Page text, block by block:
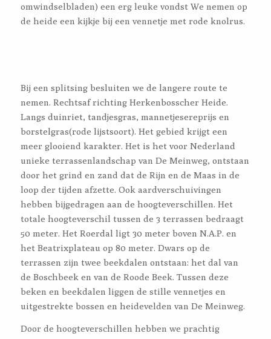
omwindselbladen) een erg leuke vondst We nemen op
de heide een kijkje bij een vennetje met rode knolrus.
Bij een splitsing besluiten we de langere route te
nemen. Rechtsaf richting Herkenbosscher Heide.
Langs duinriet, tandjesgras, mannetjesereprijs en
borstelgras(rode lijstsoort). Het gebied krijgt een
meer glooiend karakter. Het is het voor Nederland
unieke terrassenlandschap van De Meinweg, ontstaan
door het grind en zand dat de Rijn en de Maas in de
loop der tijden afzette. Ook aardverschuivingen
hebben bijgedragen aan de hoogteverschillen. Het
totale hoogteverschil tussen de 3 terrassen bedraagt
50 meter. Het Roerdal ligt 30 meter boven N.A.P. en
het Beatrixplateau op 80 meter. Dwars op de
terrassen zijn twee beekdalen ontstaan: het dal van
de Boschbeek en van de Roode Beek. Tussen deze
beken en beekdalen liggen de stille vennetjes en
uitgestrekte bossen en heidevelden van De Meinweg.
Door de hoogteverschillen hebben we prachtig